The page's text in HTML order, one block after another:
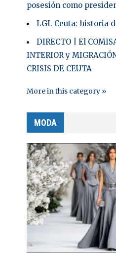
posesión como
LGI. Ceuta: historia
DIRECTO | El
INTERIOR y
CRISIS DE CEUTA
More in this category »
MODA